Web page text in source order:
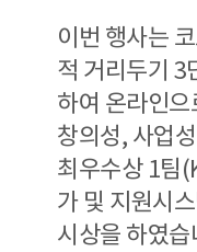
이번 행사는
적 거리두기 3
하여 온라인
창의성, 사업
최우수상 1팀
가 및 지원시
시상을 하였습